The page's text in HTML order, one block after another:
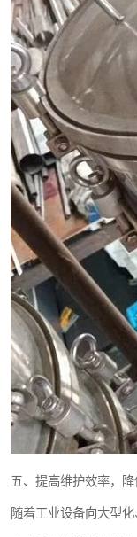
五、提高维护效率，
随着工业设备向大型